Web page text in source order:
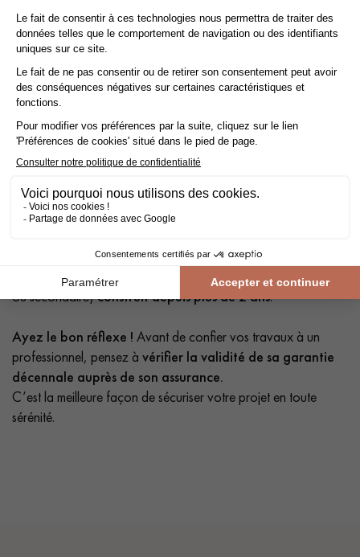
Profitez de la TVA réduite à 10% au lieu de 20%
de 20 % en faisantposer votre parquet par un professionnel
laTVA réduite à 10 %s'applique non seulement sur le
bénéficier, vous devez être propriétaire, locataire ou
occupant à titre gratuit d'un
logement(résidence principale
ou secondaire)construit depuis plus de 2 ans.
Ayez le bon réflexe ! Avant de confier vos travaux à un
professionnel, pensez à vérifier la validité de sa garantie
décennale auprès de son assurance.
C’est la meilleure façon de sécuriser votre projet en toute
sérénité.